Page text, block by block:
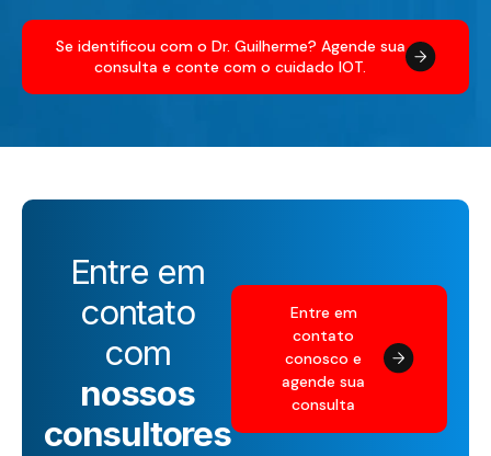
Se identificou com o Dr. Guilherme? Agende sua
consulta e conte com o cuidado IOT.
Entre em
contato
com
nossos
consultores
Entre em
contato
conosco e
agende sua
consulta